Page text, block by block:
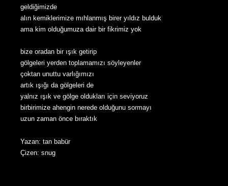
geldiğimizde
alın kemiklerimize mıhlanmış birer yıldız bulduk
ama kim olduğumuza dair bir fikrimiz yok
bize oradan bir ışık getirip
gölgeleri yerden toplamamızı söyleyenler
çoktan unuttu varlığımızı
artık ışığı da gölgeleri de
yalnız ışık ve gölge oldukları için seviyoruz
birbirimize ahengin nerede olduğunu sormayı
uzun zaman önce bıraktık
Yazan: tan babür
Çizen: snug